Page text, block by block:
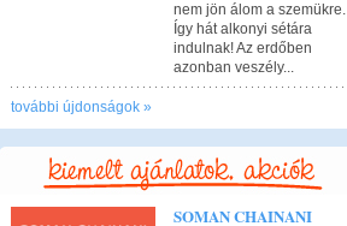
nem jön álom a szemükre.
Így hát alkonyi sétára
indulnak! Az erdőben
azonban veszély...
további újdonságok »
SOMAN CHAINANI